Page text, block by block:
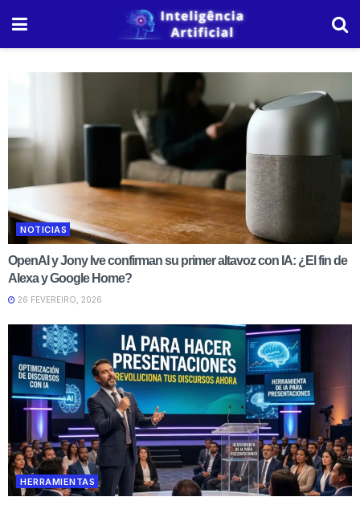
NOTICIAS
OpenAI y Jony Ive confirman su primer altavoz con IA: ¿El fin de
Alexa y Google Home?
26 FEVEREIRO, 2026
HERRAMIENTAS